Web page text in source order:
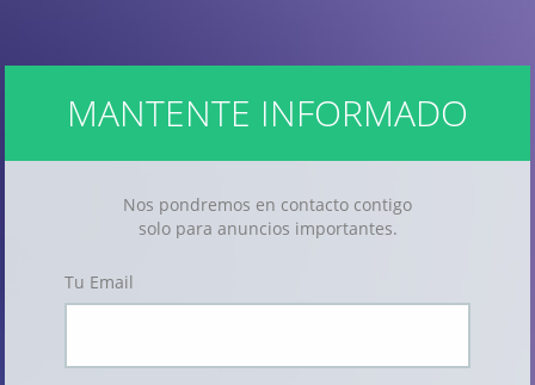
MANTENTE INFORMADO
Nos pondremos en contacto contigo
solo para anuncios importantes.
Tu Email